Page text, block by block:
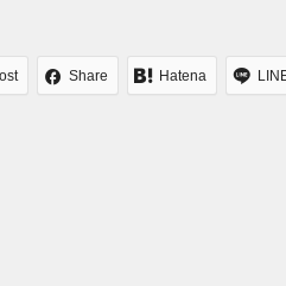
Share Hatena